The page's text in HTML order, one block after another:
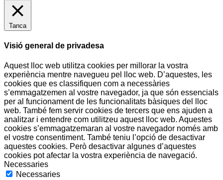
Tanca
Visió general de privadesa
Aquest lloc web utilitza cookies per millorar la vostra
experiència mentre navegueu pel lloc web. D’aquestes, les
cookies que es classifiquen com a necessàries
s’emmagatzemen al vostre navegador, ja que són essencials
per al funcionament de les funcionalitats bàsiques del lloc
web. També fem servir cookies de tercers que ens ajuden a
analitzar i entendre com utilitzeu aquest lloc web. Aquestes
cookies s’emmagatzemaran al vostre navegador només amb
el vostre consentiment. També teniu l’opció de desactivar
aquestes cookies. Però desactivar algunes d’aquestes
cookies pot afectar la vostra experiència de navegació.
Necessaries
Necessaries